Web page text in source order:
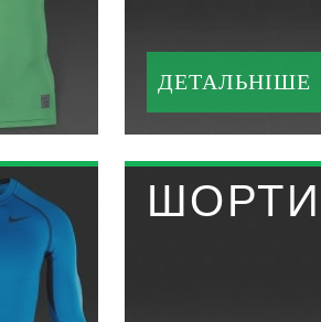
ДЕТАЛЬНІШЕ
ШОРТИ